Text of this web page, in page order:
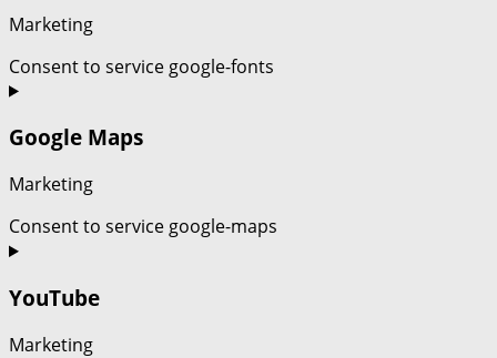
Marketing
Consent to service google-fonts
Google Maps
Marketing
Consent to service google-maps
YouTube
Marketing